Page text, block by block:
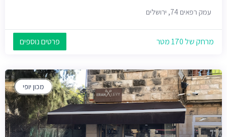
עמק רפאים 74, ירושלים
מרחק של 170 מטר פרטים נוספים
מכון יופי